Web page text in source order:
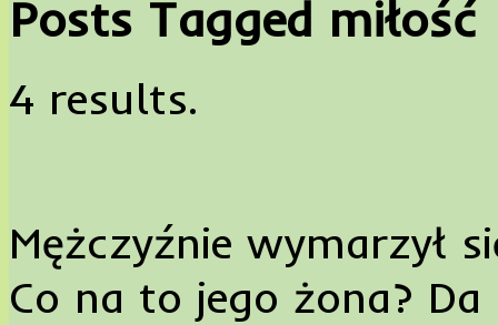
Posts Tagged miłość
4 results.
Mężczyźnie wymarzył
Co na to jego żona? Da